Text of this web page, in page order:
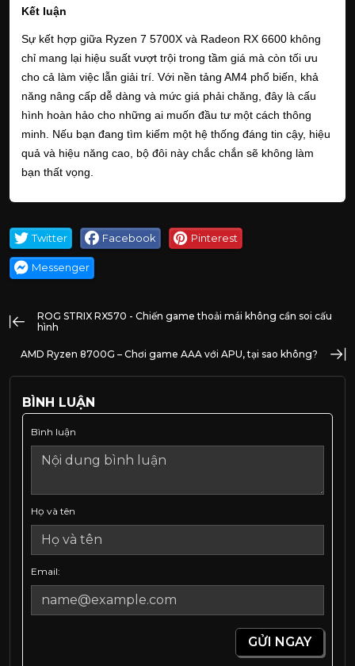
Kết luận
Sự kết hợp giữa Ryzen 7 5700X và Radeon RX 6600 không
chỉ mang lại hiệu suất vượt trội trong tầm giá mà còn tối ưu
cho cả làm việc lẫn giải trí. Với nền tảng AM4 phổ biến, khả
năng nâng cấp dễ dàng và mức giá phải chăng, đây là cấu
hình hoàn hảo cho những ai muốn đầu tư một cách thông
minh. Nếu bạn đang tìm kiếm một hệ thống đáng tin cậy, hiệu
quả và hiệu năng cao, bộ đôi này chắc chắn sẽ không làm
bạn thất vọng.
Twitter Facebook Pinterest
Messenger
ROG STRIX RX570 - Chiến game thoải mái không cần soi cấu
hình
AMD Ryzen 8700G – Chơi game AAA với APU, tại sao không?
BÌNH LUẬN
Bình luận
Họ và tên
Email:
GỬI NGAY